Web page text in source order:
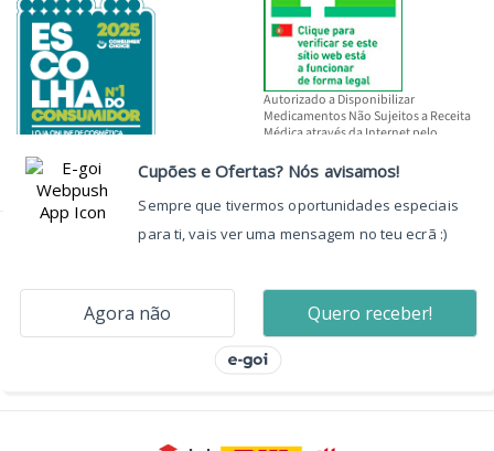
Autorizado a Disponibilizar
Medicamentos Não Sujeitos a Receita
Médica através da Internet pelo